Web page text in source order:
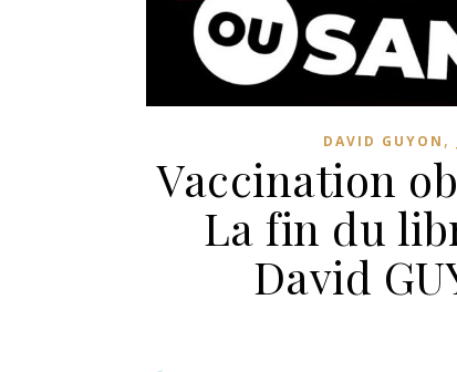
DAVID GUYON ,
Vaccination
La fin du
David